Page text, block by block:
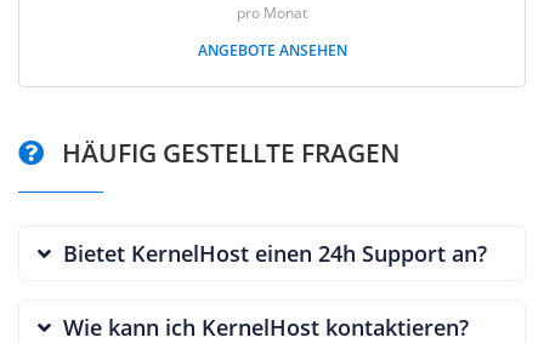
pro Monat
ANGEBOTE ANSEHEN
HÄUFIG GESTELLTE FRAGEN
Bietet KernelHost einen 24h Support an?
Wie kann ich KernelHost kontaktieren?